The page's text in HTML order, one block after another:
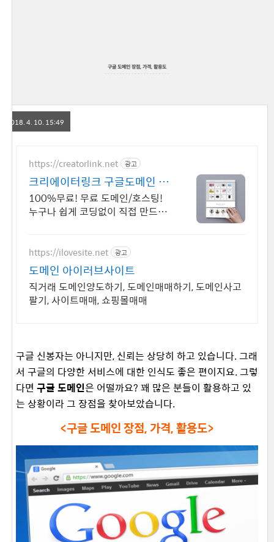
구글 도메인 장점, 가격, 활용도
2018. 4. 10. 15:49
https://creatorlink.net 광고
크리에이터링크 구글도메인 블
럭 쌓기로 만드는 홈페이지
100%무료! 무료 도메인/호스팅!
누구나 쉽게 코딩없이 직접 만드는
크리에이터링크에서.
https://ilovesite.net 광고
도메인 아이러브사이트
직거래 도메인양도하기, 도메인매매하기, 도메인사고
팔기, 사이트매매, 쇼핑몰매매
구글 신봉자는 아니지만, 신뢰는 상당히 하고 있습니다. 그래
서 구글의 다양한 서비스에 대한 인식도 좋은 편이지요. 그렇
다면 구글 도메인은 어떨까요? 꽤 많은 분들이 활용하고 있
는 상황이라 그 장점을 찾아보았습니다.
<구글 도메인 장점, 가격, 활용도>